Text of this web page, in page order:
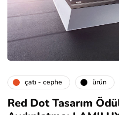
çatı - cephe ürün
Red Dot Tasarım